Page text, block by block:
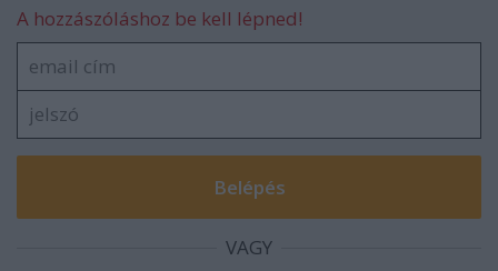
A hozzászóláshoz be kell lépned!
VAGY